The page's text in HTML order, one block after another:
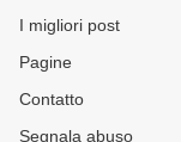
I migliori post
Pagine
Contatto
Segnala abuso